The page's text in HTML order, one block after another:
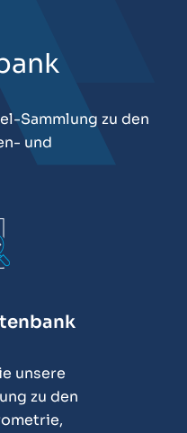
Sammlung zu den
und
unsere
zu den